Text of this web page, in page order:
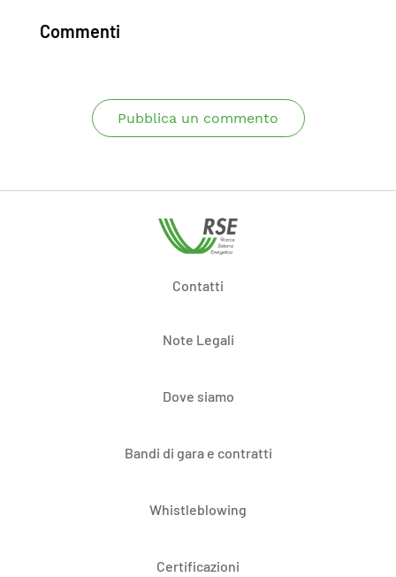
Commenti
Pubblica un commento
Contatti
Note Legali
Dove siamo
Bandi di gara e contratti
Whistleblowing
Certificazioni